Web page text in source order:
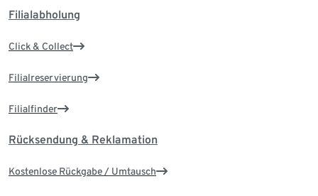
Filialabholung
Click & Collect
Filialreservierung
Filialfinder
Rücksendung & Reklamation
Kostenlose Rückgabe / Umtausch